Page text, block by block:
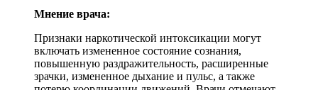
Мнение врача:
Признаки наркотической интоксикации могут
включать измененное состояние сознания,
повышенную раздражительность, расширенные
зрачки, измененное дыхание и пульс, а также